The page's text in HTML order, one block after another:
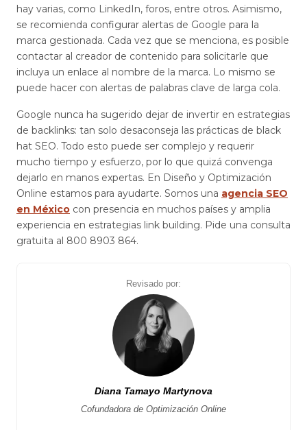
hay varias, como LinkedIn, foros, entre otros. Asimismo,
se recomienda configurar alertas de Google para la
marca gestionada. Cada vez que se menciona, es posible
contactar al creador de contenido para solicitarle que
incluya un enlace al nombre de la marca. Lo mismo se
puede hacer con alertas de palabras clave de larga cola.
Google nunca ha sugerido dejar de invertir en estrategias
de backlinks: tan solo desaconseja las prácticas de black
hat SEO. Todo esto puede ser complejo y requerir
mucho tiempo y esfuerzo, por lo que quizá convenga
dejarlo en manos expertas. En Diseño y Optimización
Online estamos para ayudarte. Somos una agencia SEO
en México con presencia en muchos países y amplia
experiencia en estrategias link building. Pide una consulta
gratuita al 800 8903 864.
Revisado por:
Diana Tamayo Martynova
Cofundadora de Optimización Online